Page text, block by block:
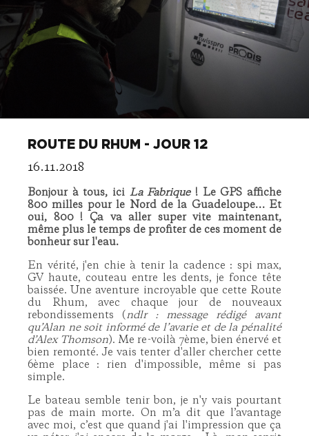
ROUTE DU RHUM - JOUR 12
16.11.2018
Bonjour à tous, ici La Fabrique! Le GPS affiche
800 milles pour le Nord de la Guadeloupe… Et
oui, 800 ! Ça va aller super vite maintenant,
même plus le temps de profiter de ces moment de
bonheur sur l'eau.
En vérité, j'en chie à tenir la cadence : spi max,
GV haute, couteau entre les dents, je fonce tête
baissée. Une aventure incroyable que cette Route
du Rhum, avec chaque jour de nouveaux
rebondissements (ndlr : message rédigé avant
qu’Alan ne soit informé de l’avarie et de la pénalité
d’Alex Thomson). Me re-voilà 7ème, bien énervé et
bien remonté. Je vais tenter d'aller chercher cette
6ème place : rien d'impossible, même si pas
simple.
Le bateau semble tenir bon, je n'y vais pourtant
pas de main morte. On m’a dit que l’avantage
avec moi, c’est que quand j'ai l'impression que ça